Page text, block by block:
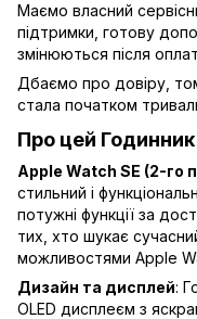
Маємо власний
підтримки, готову
змінюються після
Дбаємо про довіру,
стала початком
Про цей Годинник
Apple Watch SE (2-го
стильний і
потужні функції за
тих, хто шукає
можливостями Apple
Дизайн та дисплей:
OLED дисплеєм з